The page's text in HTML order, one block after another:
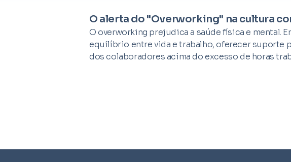
O alerta do "Overworking" na cultura
O overworking prejudica a saúde física e mental.
equilíbrio entre vida e trabalho, oferecer suporte
dos colaboradores acima do excesso de horas